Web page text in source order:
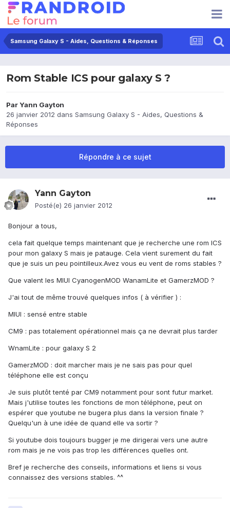
Samsung Galaxy S - Aides, Questions & Réponses
Rom Stable ICS pour galaxy S ?
ParYann Gayton
26 janvier 2012 dans Samsung Galaxy S - Aides, Questions &
Réponses
Répondre à ce sujet
Yann Gayton
Posté(e) 26 janvier 2012
Bonjour a tous,
cela fait quelque temps maintenant que je recherche une rom ICS
pour mon galaxy S mais je patauge. Cela vient surement du fait
que je suis un peu pointilleux.Avez vous eu vent de roms stables ?
Que valent les MIUI CyanogenMOD WanamLite et GamerzMOD ?
J'ai tout de même trouvé quelques infos ( à vérifier ) :
MIUI : sensé entre stable
CM9 : pas totalement opérationnel mais ça ne devrait plus tarder
WnamLite : pour galaxy S 2
GamerzMOD : doit marcher mais je ne sais pas pour quel
téléphone elle est conçu
Je suis plutôt tenté par CM9 notamment pour sont futur market.
Mais j'utilise toutes les fonctions de mon téléphone, peut on
espérer que youtube ne bugera plus dans la version finale ?
Quelqu'un à une idée de quand elle va sortir ?
Si youtube dois toujours bugger je me dirigerai vers une autre
rom mais je ne vois pas trop les différences quelles ont.
Bref je recherche des conseils, informations et liens si vous
connaissez des versions stables. ^^